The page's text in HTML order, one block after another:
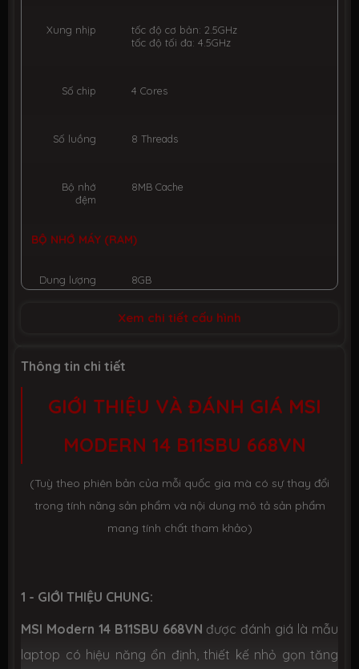
Xung nhịp
tốc độ cơ bản: 2.5GHz
tốc độ tối đa: 4.5GHz
Số chip 4 Cores
Số luồng 8 Threads
Bộ nhớ
đệm
8MB Cache
BỘ NHỚ MÁY (RAM)
Dung lượng 8GB
Ổ CỨNG LƯU TRỮ (SSD)
Dung lượng SSD 512GB M.2
Công nghệ PCIe Gen3
CHIP XỬ LÝ ĐỒ HOẠ (VGA)
VGA tích
Intel UHD Graphic
Xem chi tiết cấu hình
Thông tin chi tiết
GIỚI THIỆU VÀ ĐÁNH GIÁ MSI
MODERN 14 B11SBU 668VN
(Tuỳ theo phiên bản của mỗi quốc gia mà có sự thay đổi
trong tính năng sản phẩm và nội dung mô tả sản phẩm
mang tính chất tham khảo)
1 - GIỚI THIỆU CHUNG:
MSI Modern 14 B11SBU 668VN được đánh giá là mẫu
laptop có hiệu năng ổn định, thiết kế nhỏ gọn tăng